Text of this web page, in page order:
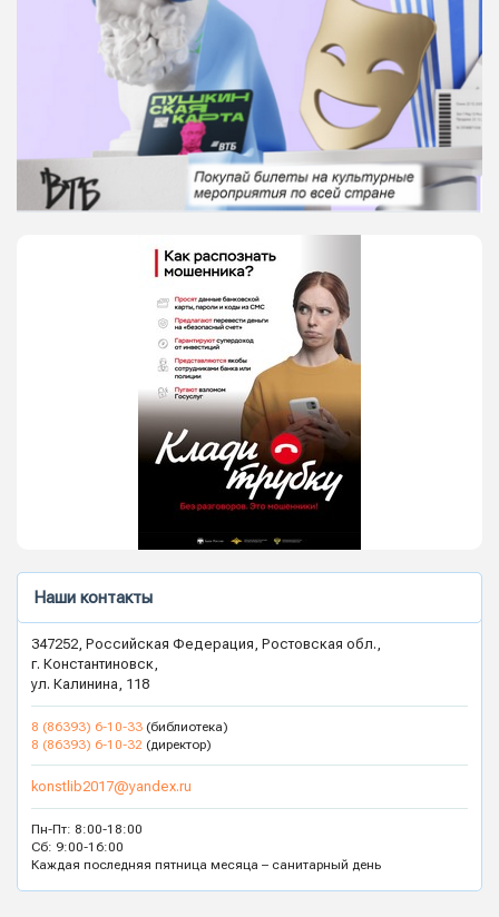
Наши контакты
347252, Российская Федерация, Ростовская обл.,
г. Константиновск,
ул. Калинина, 118
8 (86393) 6-10-33 (библиотека)
8 (86393) 6-10-32 (директор)
konstlib2017@yandex.ru
Пн-Пт: 8:00-18:00
Сб: 9:00-16:00
Каждая последняя пятница месяца – санитарный день